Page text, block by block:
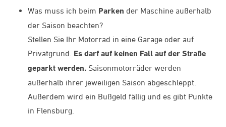
Was muss ich beim Parken der Maschine außerhalb
der Saison beachten?
Stellen Sie Ihr Motorrad in eine Garage oder auf
Privatgrund. Es darf auf keinen Fall auf der Straße
geparkt werden. Saisonmotorräder werden
außerhalb ihrer jeweiligen Saison abgeschleppt.
Außerdem wird ein Bußgeld fällig und es gibt Punkte
in Flensburg.